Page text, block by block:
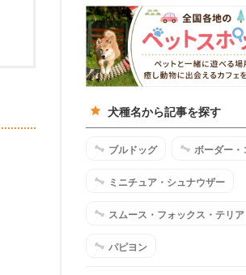
犬種名から記事を探す
ブルドッグ ボーダー・
ミニチュア・シュナウザー
スムース・フォックス・テリア
パピヨン